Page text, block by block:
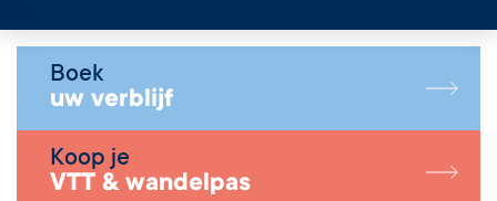
Boek
uw verblijf
Koop je
VTT & wandelpas